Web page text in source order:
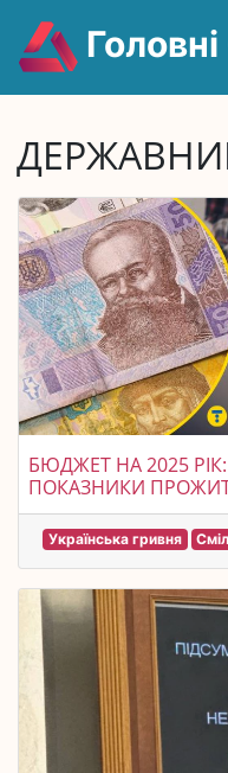
БЮДЖЕТ НА 2025
ПОКАЗНИКИ
Українська гривня